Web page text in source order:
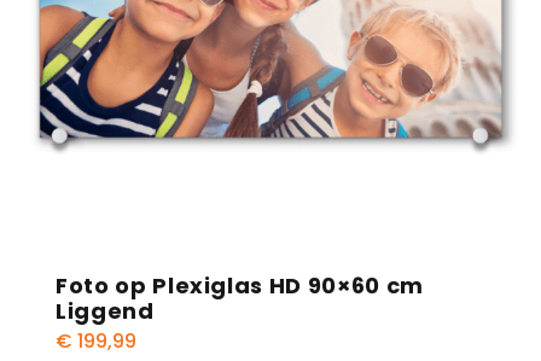
Foto op Plexiglas HD 90×60 cm
Liggend
€ 199,99